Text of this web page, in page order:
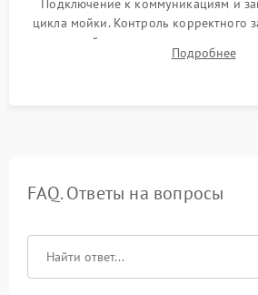
Подключение к коммуникациям и
цикла мойки. Контроль корректного
до нужной температуры, отсутствия
штатного слива и абсолютной
Подробнее
FAQ. Ответы на вопросы